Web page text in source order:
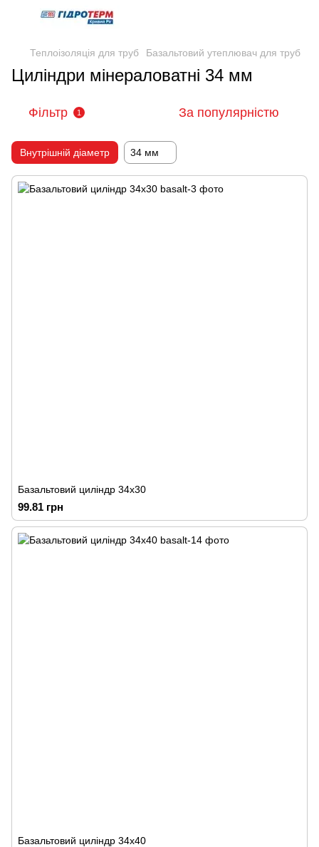
Теплоізоляція для труб Базальтовий утеплювач для труб
Циліндри мінераловатні 34 мм
Фільтр 1 За популярністю
Внутрішній діаметр 34 мм
Базальтовий циліндр 34х30
99.81 грн
Базальтовий циліндр 34х40